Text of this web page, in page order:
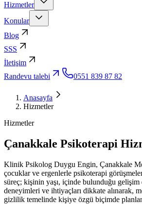
Hizmetler
Konular
Blog
SSS
İletişim
Randevu talebi
0551 839 87 82
Anasayfa
Hizmetler
Hizmetler
Çanakkale Psikoterapi
Klinik Psikolog Duygu Engin, Çanakkale
çocuklar ve ergenlerle psikoterapi
süreç; kişinin yaşı, içinde bulunduğu gelişim
deneyimleri ve ihtiyaçları dikkate alınarak,
gizlilik temelinde kişiye özgü biçimde